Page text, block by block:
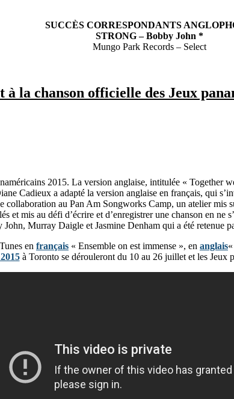
SUCCÈS CORRESPONDANTS
STRONG – Bobby John *
Mungo Park Records – Select
la chanson officielle des Jeux
2015. La version anglaise, intitulée « Together
Cadieux a adapté la version anglaise en français, qui
collaboration au Pan Am Songworks Camp, un atelier
mis au défi d’écrire et d’enregistrer une chanson en ne
John, Murray Daigle et Jasmine Denham qui a été retenue
en français « Ensemble on est immense », en anglais
à Toronto se dérouleront du 10 au 26 juillet et les Jeux